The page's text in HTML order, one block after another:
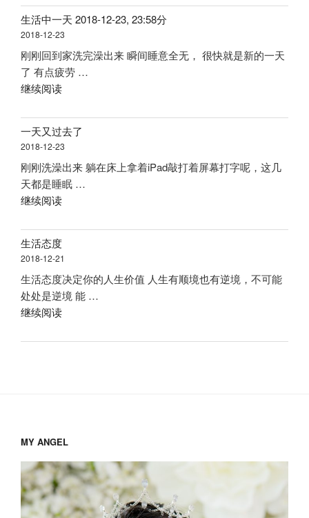
拍
摄”
球
各
的
监
狱
活”
广
场
海
洋
世
界”
生活中一天 2018-12-23, 23:58分
2018-12-23
刚刚回到家洗完澡出来 瞬间睡意全无， 很快就是新的一天
了 有点疲劳 …
继续阅读“生
中
一
天
2018-
12-
23,
分”
一天又过去了
2018-12-23
刚刚洗澡出来 躺在床上拿着iPad敲打着屏幕打字呢，这几
天都是睡眠 …
继续阅读“一
又
去
了”
生活态度
2018-12-21
生活态度决定你的人生价值 人生有顺境也有逆境，不可能
处处是逆境 能 …
继续阅读“生
态
MY ANGEL